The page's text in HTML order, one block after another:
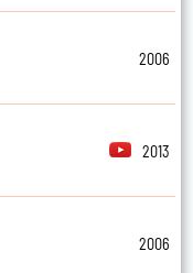
2006
2013
2006